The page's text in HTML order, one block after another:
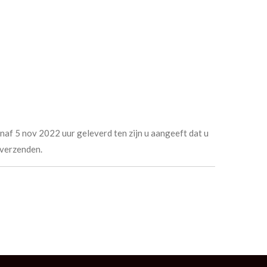
5 nov 2022 uur geleverd ten zijn u aangeeft dat u